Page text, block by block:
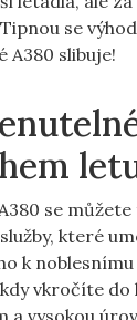
se
A380 slibuje!
se
které
k
⁤vkročíte ‍do
‌a ‍vysokou